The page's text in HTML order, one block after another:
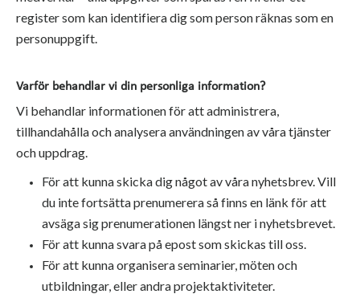
register som kan identifiera dig som person räknas som en
personuppgift.
Varför behandlar vi din personliga information?
Vi behandlar informationen för att administrera,
tillhandahålla och analysera användningen av våra tjänster
och uppdrag.
För att kunna skicka dig något av våra nyhetsbrev. Vill
du inte fortsätta prenumerera så finns en länk för att
avsäga sig prenumerationen längst ner i nyhetsbrevet.
För att kunna svara på epost som skickas till oss.
För att kunna organisera seminarier, möten och
utbildningar, eller andra projektaktiviteter.